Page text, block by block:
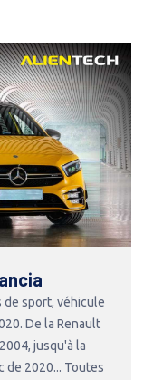
sport, véhicule
De la Renault
jusqu'à la
de 2020... Toutes